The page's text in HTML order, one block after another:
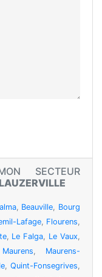
SECTEUR
LAUZERVILLE
, Beauville, Bourg
Lafage, Flourens,
, Le Falga, Le Vaux,
Maurens, Maurens-
, Quint-Fonsegrives,